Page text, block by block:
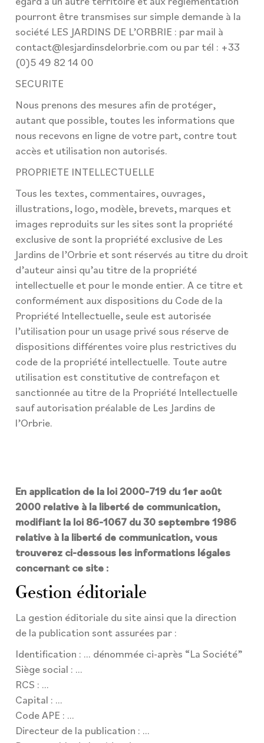
pourront être transmises sur simple demande à la
société LES JARDINS DE L’ORBRIE : par mail à
contact@lesjardinsdelorbrie.com ou par tél : +33
(0)5 49 82 14 00
SECURITE
Nous prenons des mesures afin de protéger,
autant que possible, toutes les informations que
nous recevons en ligne de votre part, contre tout
accès et utilisation non autorisés.
PROPRIETE INTELLECTUELLE
Tous les textes, commentaires, ouvrages,
illustrations, logo, modèle, brevets, marques et
images reproduits sur les sites sont la propriété
exclusive de sont la propriété exclusive de Les
Jardins de l’Orbrie et sont réservés au titre du droit
d’auteur ainsi qu’au titre de la propriété
intellectuelle et pour le monde entier. A ce titre et
conformément aux dispositions du Code de la
Propriété Intellectuelle, seule est autorisée
l’utilisation pour un usage privé sous réserve de
dispositions différentes voire plus restrictives du
code de la propriété intellectuelle. Toute autre
utilisation est constitutive de contrefaçon et
sanctionnée au titre de la Propriété Intellectuelle
sauf autorisation préalable de Les Jardins de
l’Orbrie.
En application de la loi 2000-719 du 1er août
2000 relative à la liberté de communication,
modifiant la loi 86-1067 du 30 septembre 1986
relative à la liberté de communication, vous
trouverez ci-dessous les informations légales
concernant ce site :
Gestion éditoriale
La gestion éditoriale du site ainsi que la direction
de la publication sont assurées par :
Identification : … dénommée ci-après “La Société”
Siège social : …
RCS : …
Capital : …
Code APE : …
Directeur de la publication : …